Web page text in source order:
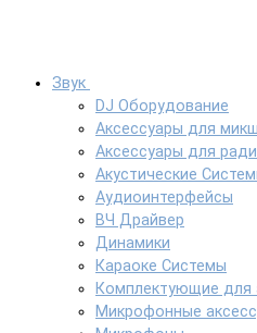
Звук
DJ Оборудование
Аксессуары для
Аксессуары для
Акустические
Аудиоинтерфейсы
ВЧ Драйвер
Динамики
Караоке Системы
Комплектующие для
Микрофонные